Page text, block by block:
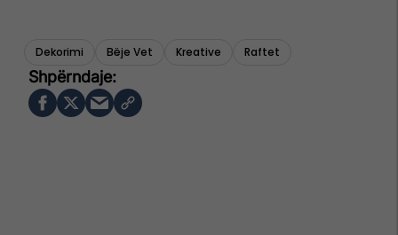
Dekorimi Bëje Vet Kreative Raftet